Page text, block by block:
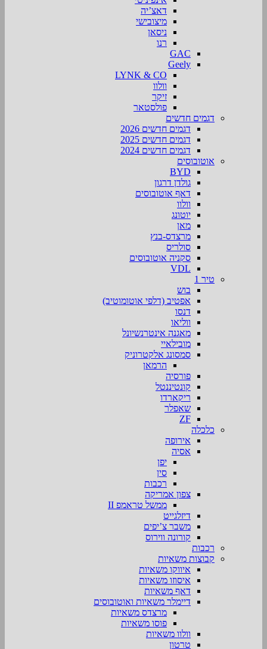
דאצ’יה
מיצובישי
ניסאן
רנו
GAC
Geely
LYNK & CO
וולוו
זיקר
פולסטאר
דגמים חדשים
דגמים חדשים 2026
דגמים חדשים 2025
דגמים חדשים 2024
אוטובוסים
BYD
גולדן דרגון
דאף אוטובוסים
וולוו
יוטונג
מאן
מרצדס-בנץ
סולריס
סקניה אוטובוסים
VDL
טיר 1
בוש
אפטיב (דלפי אוטומוטיב)
דנסו
ווליאו
מאגנה אינטרנשיונל
מובילאיי
סמסונג אלקטרוניק
הרמאן
פורסיה
קונטיננטל
ריקארדו
שאפלר
ZF
כלכלה
אירופה
אסיה
יפן
סין
רכבות
צפון אמריקה
ממשל טראמפ II
דיזלגייט
משבר צ’יפים
קורונה ווירוס
רכבות
קבוצות משאיות
איווקו משאיות
איסוזו משאיות
דאף משאיות
דיימלר משאיות ואוטובוסים
מרצדס משאיות
פוסו משאיות
וולוו משאיות
טרטון